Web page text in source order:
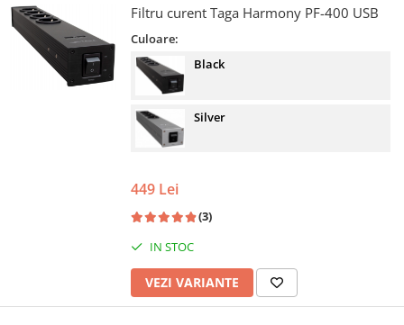
Filtru curent Taga Harmony PF-400 USB
Culoare:
Black
Silver
449 Lei
(3)
IN STOC
VEZI VARIANTE